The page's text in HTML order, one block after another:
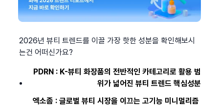
2026년 뷰티 트렌드를 이끌 가장 핫한 성분을 확인해보시
는건 어떠신가요?
PDRN : K-뷰티 화장품의 전반적인 카테고리로 활용 범
위가 넓어진 뷰티 트렌드 핵심성분
엑소좀 : 글로벌 뷰티 시장을 이끄는 고기능 미니멀리즘